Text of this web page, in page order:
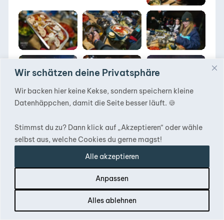
Wir schätzen deine Privatsphäre
Wir backen hier keine Kekse, sondern speichern kleine
Datenhäppchen, damit die Seite besser läuft. 🍪
Stimmst du zu? Dann klick auf „Akzeptieren“ oder wähle
selbst aus, welche Cookies du gerne magst!
Anpassen
Alles ablehnen
Alle akzeptieren
DACHZELT
SILVESTER CAMP
2019/ 2020
DACHZELT
SILVESTER CAMP
2019/ 2020
DACHZELT
SILVESTER CAMP
2019/ 2020
SILVESTER CAMP
SILVESTER CAMP
DACHZELT
SILVESTER CAMP
SILVESTER CAMP
DACHZELT
SILVESTER CAMP
2019/ 2020
DACHZELT